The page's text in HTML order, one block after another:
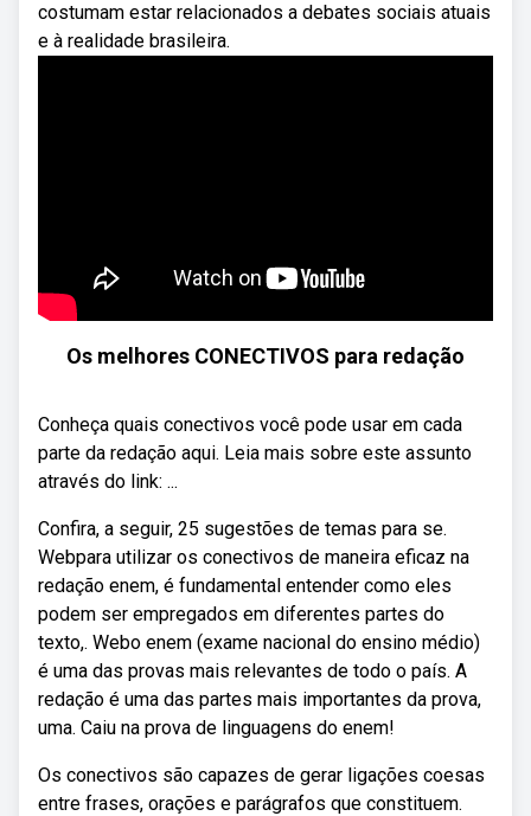
costumam estar relacionados a debates sociais atuais
e à realidade brasileira.
Os melhores CONECTIVOS para redação
Conheça quais conectivos você pode usar em cada
parte da redação aqui. Leia mais sobre este assunto
através do link: ...
Confira, a seguir, 25 sugestões de temas para se.
Webpara utilizar os conectivos de maneira eficaz na
redação enem, é fundamental entender como eles
podem ser empregados em diferentes partes do
texto,. Webo enem (exame nacional do ensino médio)
é uma das provas mais relevantes de todo o país. A
redação é uma das partes mais importantes da prova,
uma. Caiu na prova de linguagens do enem!
Os conectivos são capazes de gerar ligações coesas
entre frases, orações e parágrafos que constituem.